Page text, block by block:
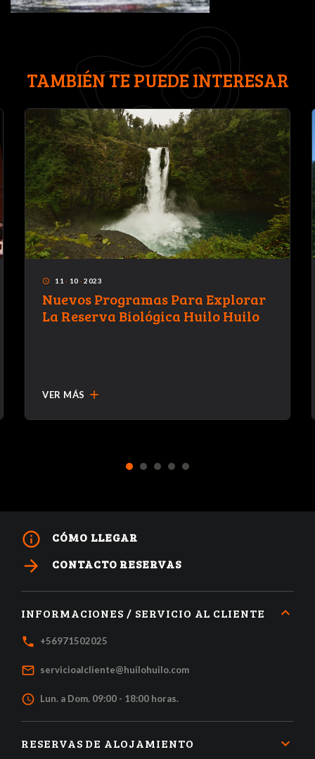
TAMBIÉN TE PUEDE INTERESAR
access_time 11 · 10 · 2023
Nuevos Programas Para Explorar
La Reserva Biológica Huilo Huilo
VER MÁS add
1 2 3 4 5
info_outline CÓMO LLEGAR
arrow_forward CONTACTO RESERVAS
INFORMACIONES / SERVICIO AL CLIENTE
local_phone +56971502025
mail_outline servicioalcliente@huilohuilo.com
access_time Lun. a Dom. 09:00 - 18:00 horas.
RESERVAS DE ALOJAMIENTO